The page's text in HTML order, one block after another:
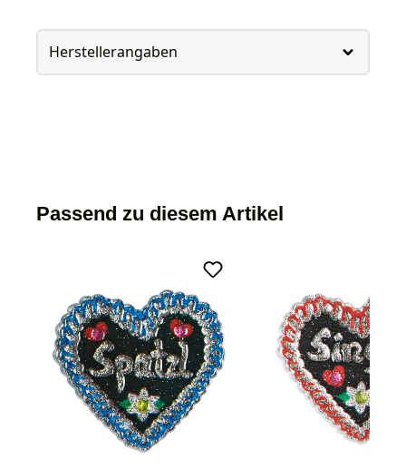
Herstellerangaben
Passend zu diesem Artikel